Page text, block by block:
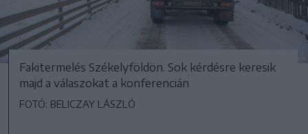
Fakitermelés Székelyföldön. Sok kérdésre keresik
majd a válaszokat a konferencián
FOTÓ: BELICZAY LÁSZLÓ